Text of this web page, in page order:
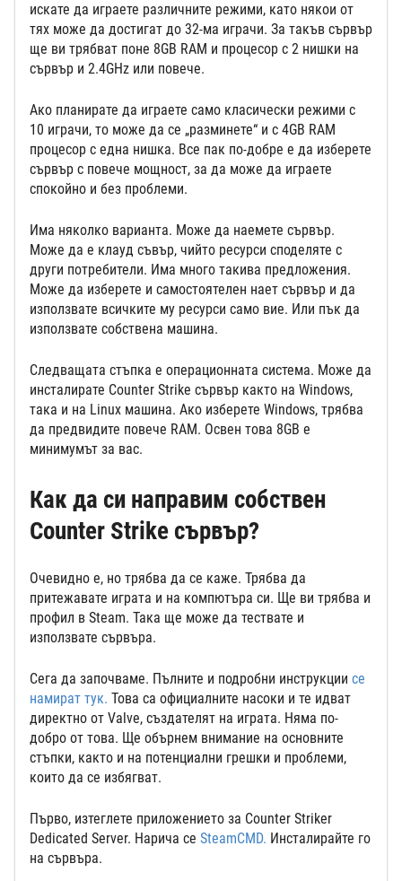
искате да играете различните режими, като някои от
тях може да достигат до 32-ма играчи. За такъв сървър
ще ви трябват поне 8GB RAM и процесор с 2 нишки на
сървър и 2.4GHz или повече.
Ако планирате да играете само класически режими с
10 играчи, то може да се „разминете“ и с 4GB RAM
процесор с една нишка. Все пак по-добре е да изберете
сървър с повече мощност, за да може да играете
спокойно и без проблеми.
Има няколко варианта. Може да наемете сървър.
Може да е клауд съвър, чийто ресурси споделяте с
други потребители. Има много такива предложения.
Може да изберете и самостоятелен нает сървър и да
използвате всичките му ресурси само вие. Или пък да
използвате собствена машина.
Следващата стъпка е операционната система. Може да
инсталирате Counter Strike сървър както на Windows,
така и на Linux машина. Ако изберете Windows, трябва
да предвидите повече RAM. Освен това 8GB е
минимумът за вас.
Как да си направим собствен
Counter Strike сървър?
Очевидно е, но трябва да се каже. Трябва да
притежавате играта и на компютъра си. Ще ви трябва и
профил в Steam. Така ще може да тествате и
използвате сървъра.
Сега да започваме. Пълните и подробни инструкции се
намират тук. Това са официалните насоки и те идват
директно от Valve, създателят на играта. Няма по-
добро от това. Ще обърнем внимание на основните
стъпки, както и на потенциални грешки и проблеми,
които да се избягват.
Първо, изтеглете приложението за Counter Striker
Dedicated Server. Нарича се SteamCMD. Инсталирайте го
на сървъра.